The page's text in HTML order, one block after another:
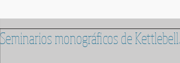
Seminarios monográficos de Kettlebell.